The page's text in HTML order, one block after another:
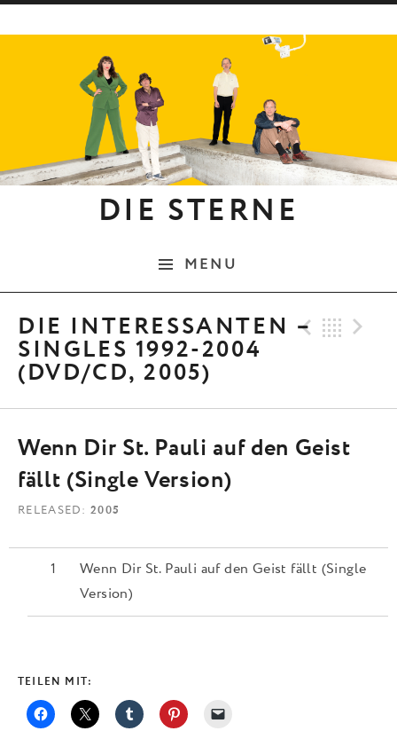
DIE STERNE
MENU
DIE INTERESSANTEN –
SINGLES 1992-2004
(DVD/CD, 2005)
Wenn Dir St. Pauli auf den Geist
fällt (Single Version)
RELEASED 2005
Wenn Dir St. Pauli auf den Geist fällt (Single
Version)
TEILEN MIT: